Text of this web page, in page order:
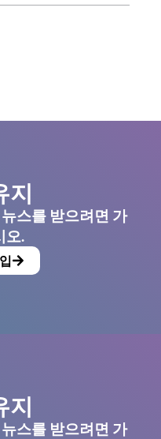
지
스를 받으려면 가
오.
지
스를 받으려면 가